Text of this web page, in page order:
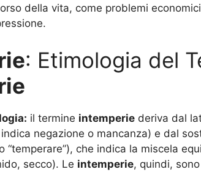
della vita, come problemi
: Etimologia del
il termine intemperie deriva dal
negazione o mancanza) e dal
“temperare”), che indica la miscela
secco). Le intemperie, quindi,